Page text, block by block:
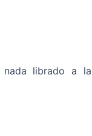
librado a la